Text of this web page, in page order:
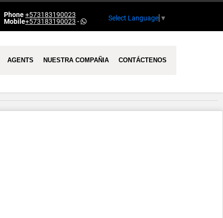
Phone+573183190023
Mobile+573183190023 - Select Language ▼
AGENTS NUESTRA COMPAÑIA CONTÁCTENOS